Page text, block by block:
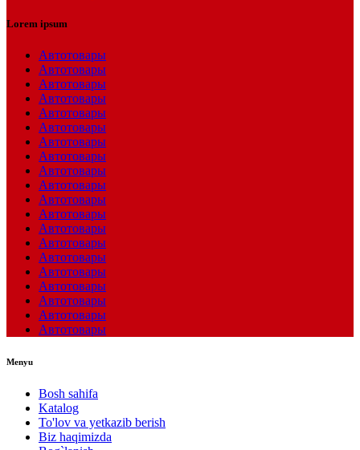
Lorem ipsum
Автотовары
Автотовары
Автотовары
Автотовары
Автотовары
Автотовары
Автотовары
Автотовары
Автотовары
Автотовары
Автотовары
Автотовары
Автотовары
Автотовары
Автотовары
Автотовары
Автотовары
Автотовары
Автотовары
Автотовары
Menyu
Bosh sahifa
Katalog
To'lov va yetkazib berish
Biz haqimizda